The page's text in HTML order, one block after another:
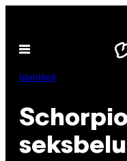
de
inhoud
Open
Identiteit